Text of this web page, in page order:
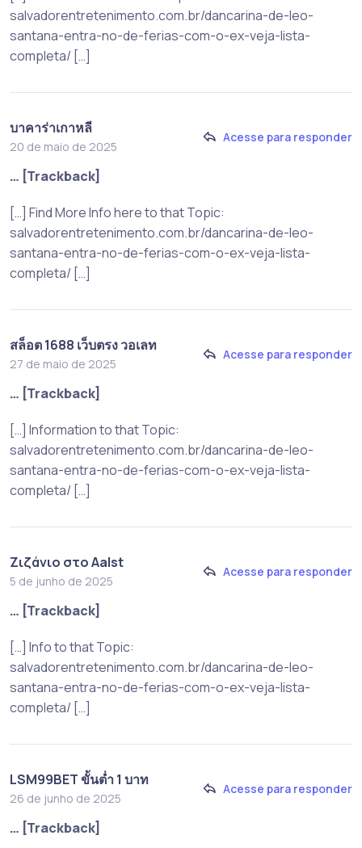
salvadorentretenimento.com.br/dancarina-de-leo-
santana-entra-no-de-ferias-com-o-ex-veja-lista-
completa/ […]
บาคาร่าเกาหลี
20 de maio de 2025
Acesse para responder
… [Trackback]
[…] Find More Info here to that Topic:
salvadorentretenimento.com.br/dancarina-de-leo-
santana-entra-no-de-ferias-com-o-ex-veja-lista-
completa/ […]
สล็อต 1688 เว็บตรง วอเลท
27 de maio de 2025
Acesse para responder
… [Trackback]
[…] Information to that Topic:
salvadorentretenimento.com.br/dancarina-de-leo-
santana-entra-no-de-ferias-com-o-ex-veja-lista-
completa/ […]
Ζιζάνιο στο Aalst
5 de junho de 2025
Acesse para responder
… [Trackback]
[…] Info to that Topic:
salvadorentretenimento.com.br/dancarina-de-leo-
santana-entra-no-de-ferias-com-o-ex-veja-lista-
completa/ […]
LSM99BET ขั้นต่ำ 1 บาท
26 de junho de 2025
Acesse para responder
… [Trackback]